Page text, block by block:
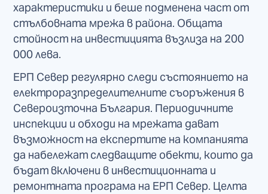
характеристики и беше подменена част от
стълбовната мрежа в района. Общата
стойност на инвестицията възлиза на 200
000 лева.
ЕРП Север регулярно следи състоянието на
електроразпределителните съоръжения в
Североизточна България. Периодичните
инспекции и обходи на мрежата дават
възможност на експертите на компанията
да набележат следващите обекти, които да
бъдат включени в инвестиционната и
ремонтната програма на ЕРП Север. Целта